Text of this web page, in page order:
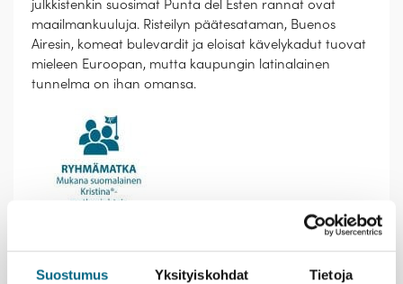
Suostumus Yksityiskohdat Tietoja
julkkistenkin suosimat Punta del Esten rannat ovat
maailmankuuluja. Risteilyn päätesataman, Buenos
Airesin, komeat bulevardit ja eloisat kävelykadut tuovat
mieleen Euroopan, mutta kaupungin latinalainen
tunnelma on ihan omansa.